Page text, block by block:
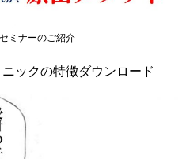
ミナーのご紹介
ックの特徴ダウンロード